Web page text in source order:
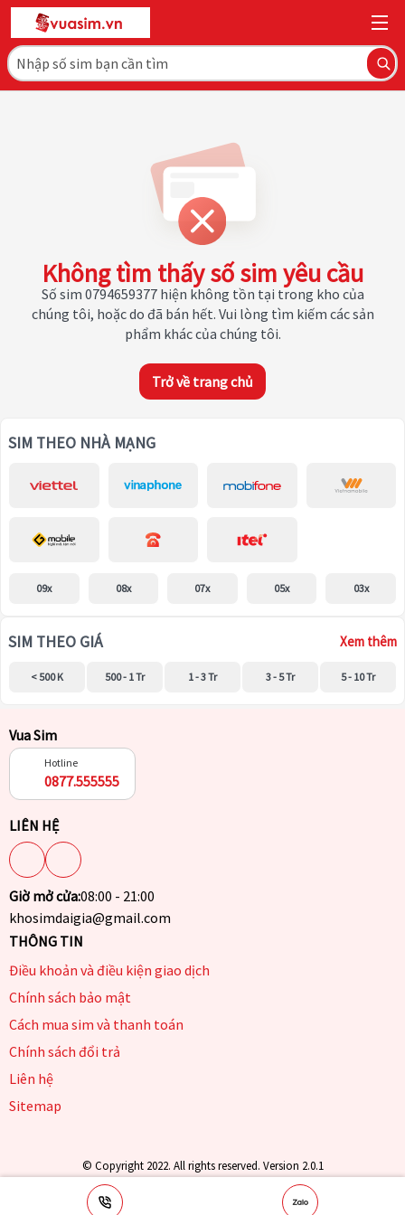
Không tìm thấy số sim yêu cầu
Số sim 0794659377 hiện không tồn tại trong kho của
chúng tôi, hoặc do đã bán hết. Vui lòng tìm kiếm các sản
phẩm khác của chúng tôi.
Trở về trang chủ
SIM THEO NHÀ MẠNG
09x 08x 07x 05x 03x
SIM THEO GIÁ Xem thêm
< 500 K 500 - 1 Tr 1 - 3 Tr 3 - 5 Tr 5 - 10 Tr
Vua Sim
Hotline
0877.555555
LIÊN HỆ
Giờ mở cửa:08:00 - 21:00
khosimdaigia@gmail.com
THÔNG TIN
Điều khoản và điều kiện giao dịch
Chính sách bảo mật
Cách mua sim và thanh toán
Chính sách đổi trả
Liên hệ
Sitemap
© Copyright 2022. All rights reserved. Version 2.0.1